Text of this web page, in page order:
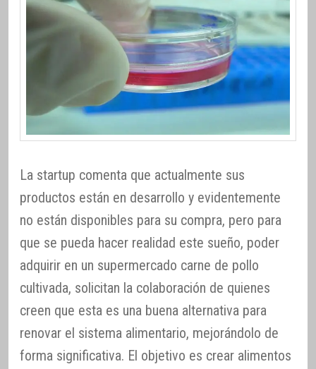
La startup comenta que actualmente sus
productos están en desarrollo y evidentemente
no están disponibles para su compra, pero para
que se pueda hacer realidad este sueño, poder
adquirir en un supermercado carne de pollo
cultivada, solicitan la colaboración de quienes
creen que esta es una buena alternativa para
renovar el sistema alimentario, mejorándolo de
forma significativa. El objetivo es crear alimentos